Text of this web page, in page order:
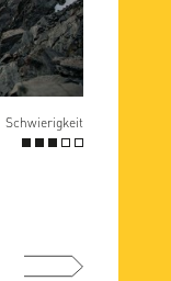
Schwierigkeit